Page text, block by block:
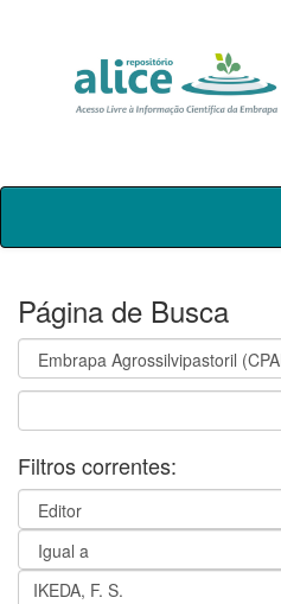
Skip
Página de Busca
Filtros correntes: